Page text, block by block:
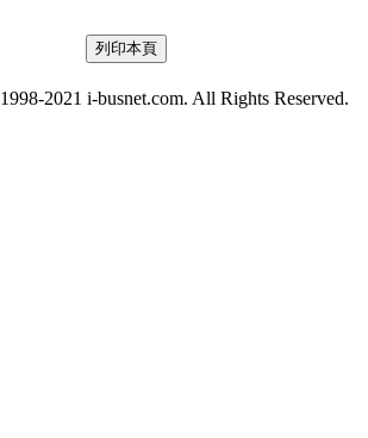
2021 i-busnet.com. All Rights Reserved.